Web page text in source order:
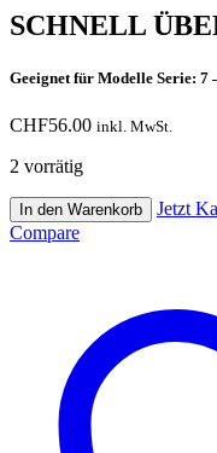
SCHNELL
Geeignet für Modelle Serie: 7
CHF56.00 inkl. MwSt.
2 vorrätig
Bmw
7
Autoschlüssel
In den Warenkorb
Jetzt
Compare